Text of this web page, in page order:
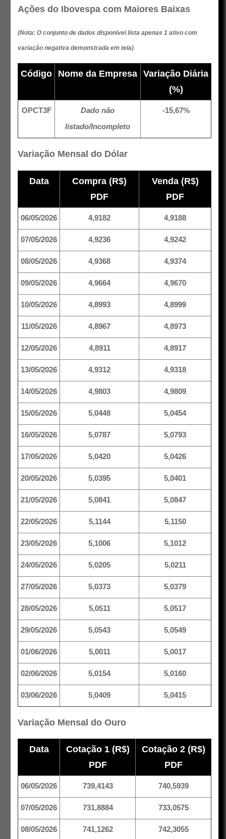
Ações do Ibovespa com Maiores Baixas
(Nota: O conjunto de dados disponível lista apenas 1 ativo com
variação negativa demonstrada em tela)
Código Nome da Empresa
Variação Diária
(%)
OPCT3F
Dado não
listado/Incompleto
-15,67%
Variação Mensal do Dólar
Data
Compra (R$)
PDF
Venda (R$)
PDF
06/05/2026 4,9182 4,9188
07/05/2026 4,9236 4,9242
08/05/2026 4,9368 4,9374
09/05/2026 4,9664 4,9670
10/05/2026 4,8993 4,8999
11/05/2026 4,8967 4,8973
12/05/2026 4,8911 4,8917
13/05/2026 4,9312 4,9318
14/05/2026 4,9803 4,9809
15/05/2026 5,0448 5,0454
16/05/2026 5,0787 5,0793
17/05/2026 5,0420 5,0426
20/05/2026 5,0395 5,0401
21/05/2026 5,0841 5,0847
22/05/2026 5,1144 5,1150
23/05/2026 5,1006 5,1012
24/05/2026 5,0205 5,0211
27/05/2026 5,0373 5,0379
28/05/2026 5,0511 5,0517
29/05/2026 5,0543 5,0549
01/06/2026 5,0011 5,0017
02/06/2026 5,0154 5,0160
03/06/2026 5,0409 5,0415
Variação Mensal do Ouro
Data
Cotação 1 (R$)
PDF
Cotação 2 (R$)
PDF
06/05/2026 739,4143 740,5939
07/05/2026 731,8884 733,0575
08/05/2026 741,1262 742,3055